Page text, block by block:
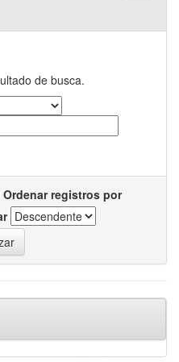
de busca.
Ordenar registros por